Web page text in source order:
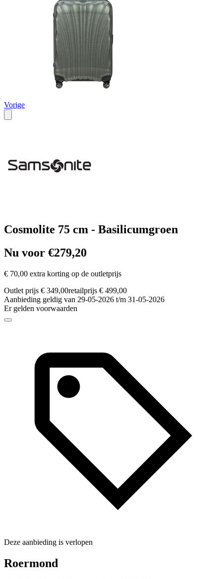
Vorige
Cosmolite 75 cm - Basilicumgroen
Nu voor €279,20
€ 70,00 extra korting op de outletprijs
Outlet prijs € 349,00retailprijs € 499,00
Aanbieding geldig van 29-05-2026 t/m 31-05-2026
Er gelden voorwaarden
Deze aanbieding is verlopen
Roermond